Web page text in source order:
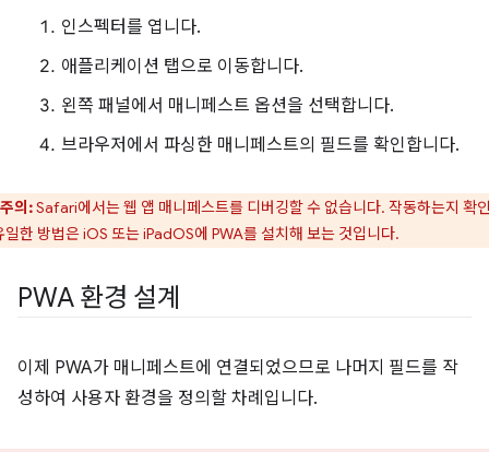
인스펙터를 엽니다.
애플리케이션 탭으로 이동합니다.
왼쪽 패널에서 매니페스트 옵션을 선택합니다.
브라우저에서 파싱한 매니페스트의 필드를 확인합니다.
주의:Safari에서는 웹 앱 매니페스트를 디버깅할 수 없습니다. 작동하는지 확
일한 방법은 iOS 또는 iPadOS에 PWA를 설치해 보는 것입니다.
PWA 환경 설계
이제 PWA가 매니페스트에 연결되었으므로 나머지 필드를 작
성하여 사용자 환경을 정의할 차례입니다.